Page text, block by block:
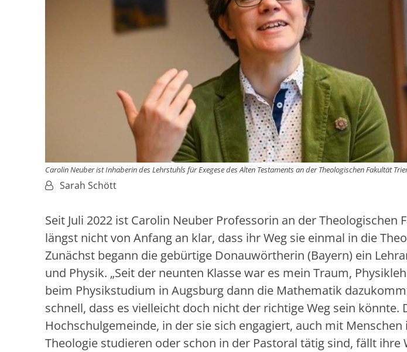
Carolin Neuber ist Inhaberin des Lehrstuhls für Exegese des Alten Testaments an der Theologischen Fakultät
Von:Sarah Schött
Seit Juli 2022 ist Carolin Neuber Professorin an der Theologischen
längst nicht von Anfang an klar, dass ihr Weg sie einmal in die
Zunächst begann die gebürtige Donauwörtherin (Bayern) ein
und Physik. „Seit der neunten Klasse war es mein Traum,
beim Physikstudium in Augsburg dann die Mathematik
schnell, dass es vielleicht doch nicht der richtige Weg sein könnte.
Hochschulgemeinde, in der sie sich engagiert, auch mit
Theologie studieren oder schon in der Pastoral tätig sind, fällt ihre